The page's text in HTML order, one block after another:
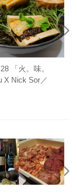
「火。味。
X Nick Sor／